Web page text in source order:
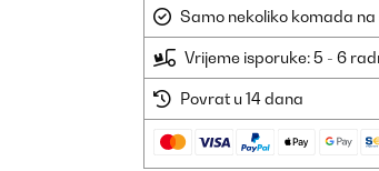
Samo nekoliko komada
Vrijeme isporuke: 5 - 6
Povrat u 14 dana